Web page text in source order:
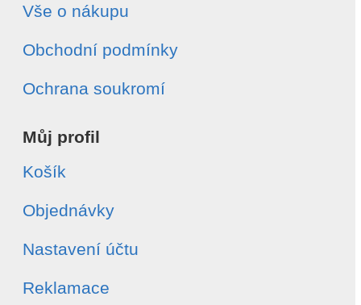
Vše o nákupu
Obchodní podmínky
Ochrana soukromí
Můj profil
Košík
Objednávky
Nastavení účtu
Reklamace